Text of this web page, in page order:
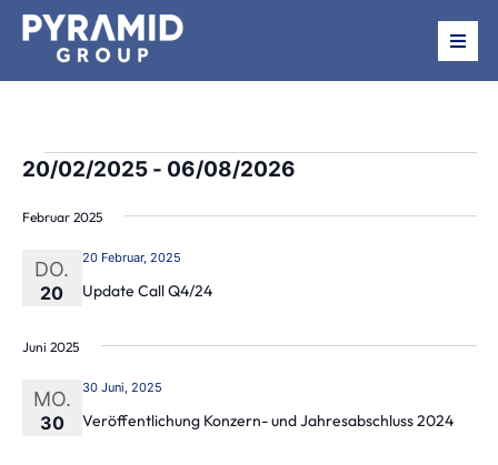
Beteiligungen
News
Termine
Investor Relations
20/02/2025 - 06/08/2026
wählen.
Februar 2025
DO.
20 Update Call Q4/24
20 Februar, 2025
Juni 2025
MO.
30 Veröffentlichung Konzern- und Jahresabschluss 2024
30 Juni, 2025